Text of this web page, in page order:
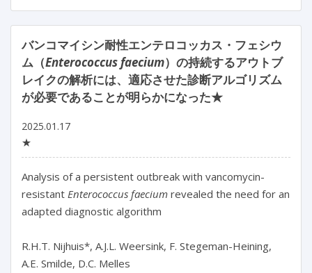
バンコマイシン耐性エンテロコッカス・フェシウ
ム（Enterococcus faecium）の持続するアウトブ
レイクの解析には、適応させた診断アルゴリズム
が必要であることが明らかになった★
2025.01.17
★
Analysis of a persistent outbreak with vancomycin-
resistant Enterococcus faecium revealed the need for an
adapted diagnostic algorithm
R.H.T. Nijhuis*, A.J.L. Weersink, F. Stegeman-Heining,
A.E. Smilde, D.C. Melles